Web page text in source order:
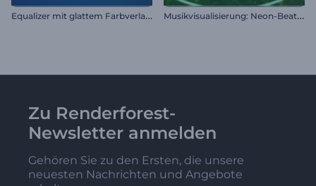
E
qualizer mit glattem Farbverlauf M
usikvisualisierung: Neon-Beat Wellen
Zu Renderforest-
Newsletter anmelden
Gehören Sie zu den Ersten, die unsere
neuesten Nachrichten und Angebote